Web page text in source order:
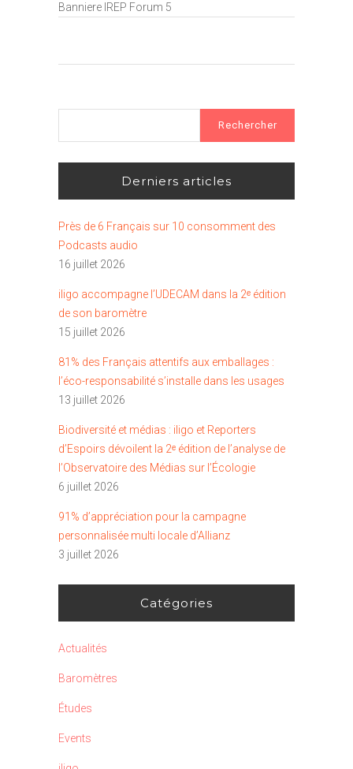
Banniere IREP Forum 5
Derniers articles
Près de 6 Français sur 10 consomment des
Podcasts audio
16 juillet 2026
iligo accompagne l’UDECAM dans la 2ᵉ édition
de son baromètre
15 juillet 2026
81% des Français attentifs aux emballages :
l’éco-responsabilité s’installe dans les usages
13 juillet 2026
Biodiversité et médias : iligo et Reporters
d’Espoirs dévoilent la 2ᵉ édition de l’analyse de
l’Observatoire des Médias sur l’Écologie
6 juillet 2026
91% d’appréciation pour la campagne
personnalisée multi locale d’Allianz
3 juillet 2026
Catégories
Actualités
Baromètres
Études
Events